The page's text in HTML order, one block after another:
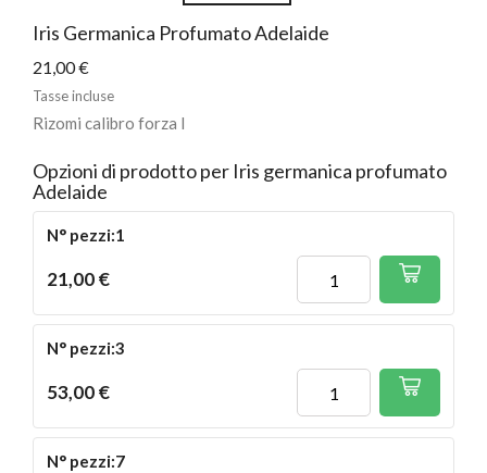
Iris Germanica Profumato Adelaide
21,00 €
Tasse incluse
Rizomi calibro forza I
Opzioni di prodotto per Iris germanica profumato
Adelaide
N° pezzi:1
21,00 €
N° pezzi:3
53,00 €
N° pezzi:7